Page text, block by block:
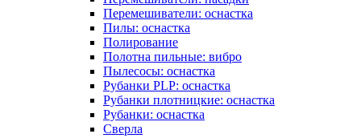
Перемешиватели: оснастка
Пилы: оснастка
Полирование
Полотна пильные: вибро
Пылесосы: оснастка
Рубанки PLP: оснастка
Рубанки плотницкие: оснастка
Рубанки: оснастка
Сверла